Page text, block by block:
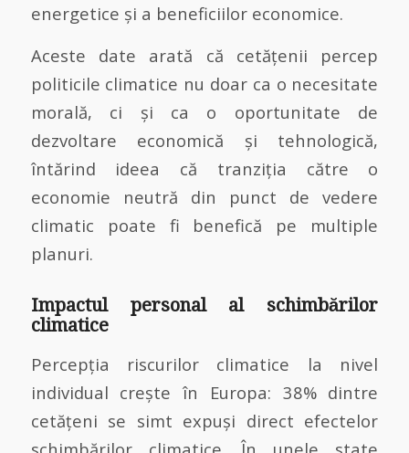
energetice și a beneficiilor economice.
Aceste date arată că cetățenii percep
politicile climatice nu doar ca o necesitate
morală, ci și ca o oportunitate de
dezvoltare economică și tehnologică,
întărind ideea că tranziția către o
economie neutră din punct de vedere
climatic poate fi benefică pe multiple
planuri.
Impactul personal al schimbărilor
climatice
Percepția riscurilor climatice la nivel
individual crește în Europa: 38% dintre
cetățeni se simt expuși direct efectelor